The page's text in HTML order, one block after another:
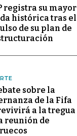
registra su mayor
histórica tras el
de su plan de
sobre la
de la Fifa
a la tregua
reunión de